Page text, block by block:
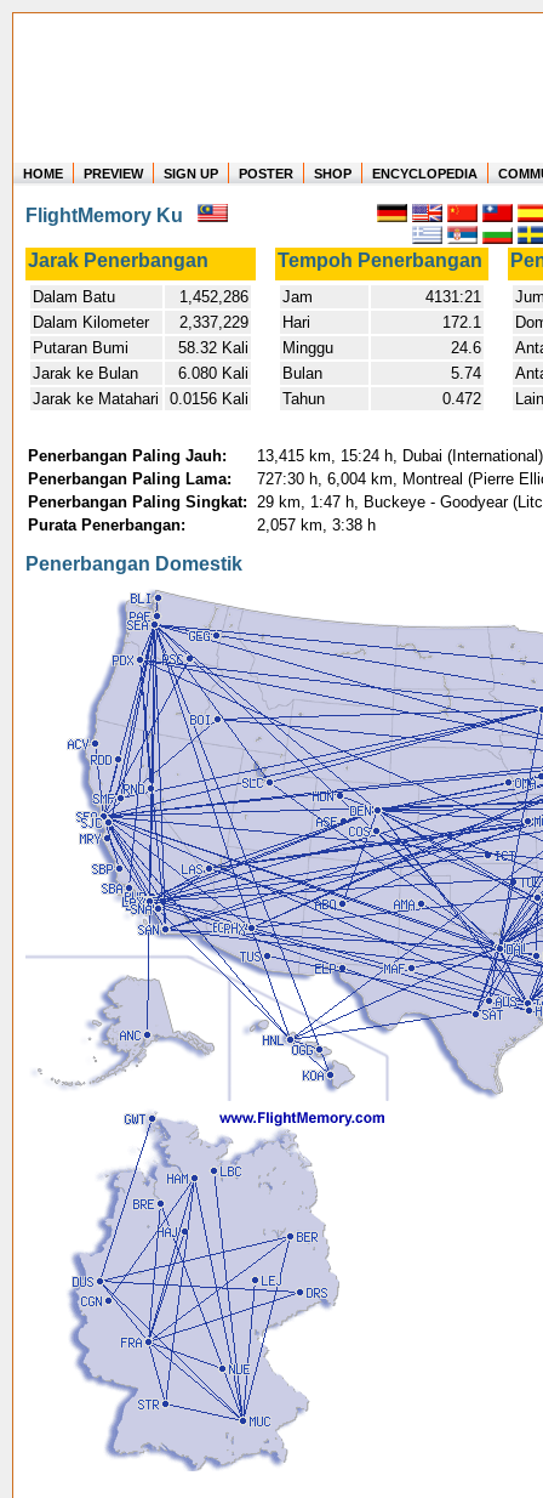
Where in the world have you flown?
How long have you been in the air?
Create your own FlightMemory and see!
HOME PREVIEW SIGN UP POSTER SHOP ENCYCLOPEDIA
FlightMemory Ku
Jarak Penerbangan Tempoh Penerbangan
Dalam Batu
1,452,286
Dalam Kilometer
2,337,229
Putaran Bumi
58.32 Kali
Jarak ke Bulan
6.080 Kali
Jarak ke Matahari
0.0156 Kali
Jam
4131:21
Hari
172.1
Minggu
24.6
Bulan
5.74
Tahun
0.472
Penerbangan Paling Jauh:
13,415 km, 15:24 h, Dubai
Penerbangan Paling Lama:
727:30 h, 6,004 km, Montreal (Pierre
Penerbangan Paling Singkat: 29 km, 1:47 h, Buckeye - Goodyear
Purata Penerbangan:
2,057 km, 3:38 h
Penerbangan Domestik